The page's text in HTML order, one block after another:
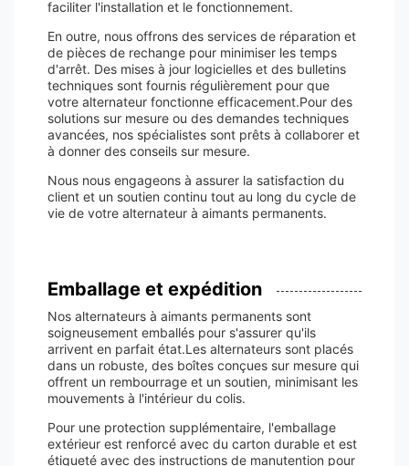
faciliter l'installation et le fonctionnement.
En outre, nous offrons des services de réparation et
de pièces de rechange pour minimiser les temps
d'arrêt. Des mises à jour logicielles et des bulletins
techniques sont fournis régulièrement pour que
votre alternateur fonctionne efficacement.Pour des
solutions sur mesure ou des demandes techniques
avancées, nos spécialistes sont prêts à collaborer et
à donner des conseils sur mesure.
Nous nous engageons à assurer la satisfaction du
client et un soutien continu tout au long du cycle de
vie de votre alternateur à aimants permanents.
Emballage et expédition
Nos alternateurs à aimants permanents sont
soigneusement emballés pour s'assurer qu'ils
arrivent en parfait état.Les alternateurs sont placés
dans un robuste, des boîtes conçues sur mesure qui
offrent un rembourrage et un soutien, minimisant les
mouvements à l'intérieur du colis.
Pour une protection supplémentaire, l'emballage
extérieur est renforcé avec du carton durable et est
étiqueté avec des instructions de manutention pour